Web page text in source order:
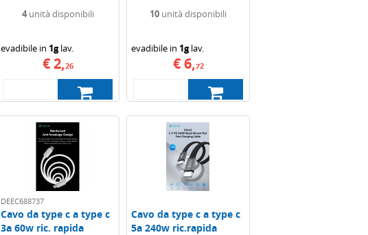
4unità disponibili
evadibile in 1glav.
€ 2,26
10 unità disponibili
evadibile in 1glav.
€ 6,72
DEEC688737
Cavo da type c a type c
3a 60w ric. rapida
Cavo da type c a type c
5a 240w ric.rapida